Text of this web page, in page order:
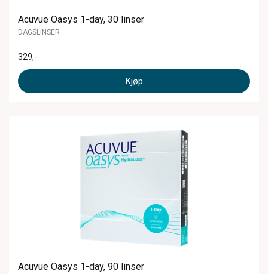
Acuvue Oasys 1-day, 30 linser
DAGSLINSER
329,-
Kjøp
Acuvue Oasys 1-day, 90 linser